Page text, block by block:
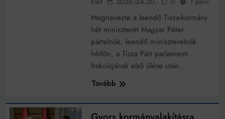
Az ördög még mindig Pradát visel. De te miért öltözöl
Móricz Zsigmond: falusi író vagy boncmester?
Mindenki a világot akarja uralni – de nem csak a 80-
Bitumenes lapostetők: a bevált technológia akkor
működik, ha jól van felújítva
Megnevezte a leendő Tisza-kormány
hét miniszterét Magyar Péter
pártelnök, leendő miniszterelnök
hétfőn, a Tisza Párt parlamenti
frakciójának első ülése után…
Tovább